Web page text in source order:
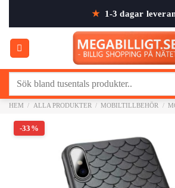
content
★ 1-3 dagar
HEM / ALLA PRODUKTER / MOBILTILLBEHÖR /
-33%